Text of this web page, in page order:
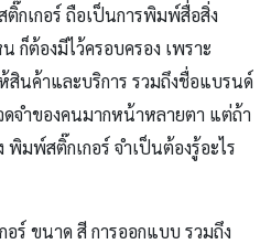
กเกอร์ ถือเป็นการพิมพ์สื่อสิ่ง
ต้องมีไว้ครอบครอง เพราะ
สินค้าและบริการ รวมถึงชื่อแบรนด์
จำของคนมากหน้าหลายตา แต่ถ้า
มพ์สติ๊กเกอร์ จำเป็นต้องรู้อะไร
ร์ ขนาด สี การออกแบบ รวมถึง